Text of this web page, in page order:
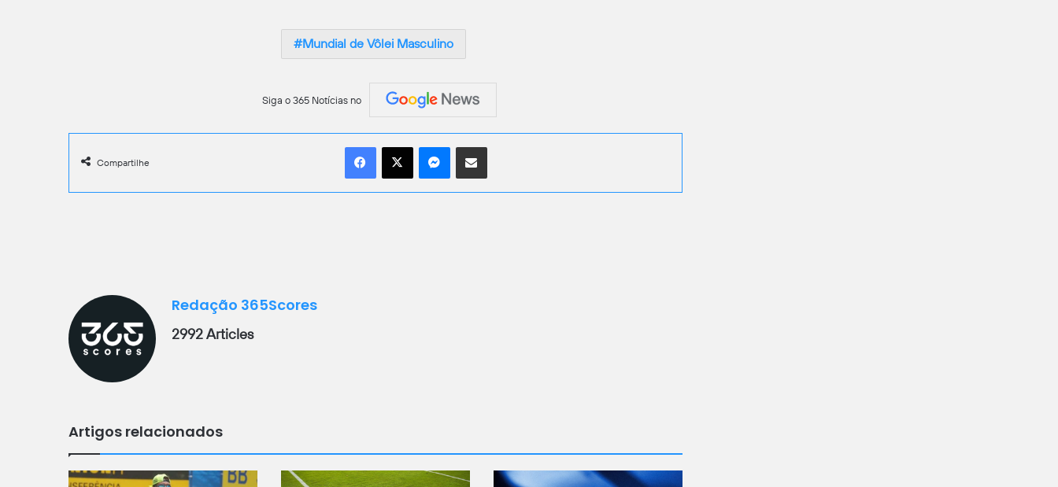
Mundial de Vôlei Masculino
Siga o 365 Notícias no
Compartilhe
Facebook
X MessengerCompartilhar por e-mail
Redação 365Scores
2992 Articles
Artigos relacionados